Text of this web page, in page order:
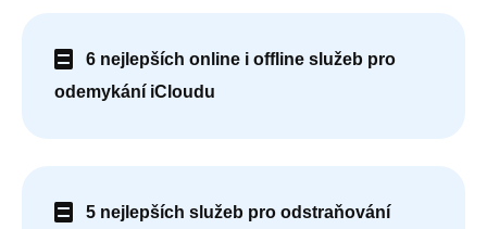
6 nejlepších online i offline služeb pro
odemykání iCloudu
5 nejlepších služeb pro odstraňování